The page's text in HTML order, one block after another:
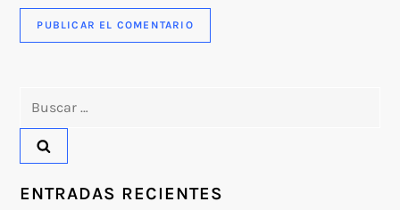
ENTRADAS RECIENTES